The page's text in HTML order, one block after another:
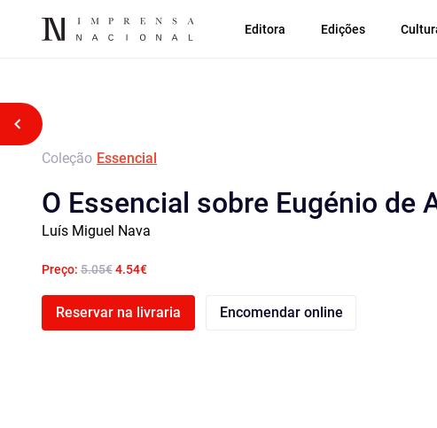
Editora Edições
Voltar atrás
Coleção Essencial
O Essencial sobre Eugénio de
Luís Miguel Nava
Preço: 5.05€4.54€
Reservar na livraria Encomendar online